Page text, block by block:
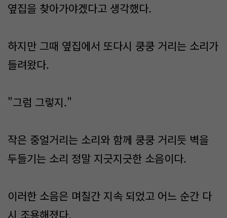
옆집을 찾아가야겠다고 생각했다.
하지만 그때 옆집에서 또다시 쿵쿵 거리는 소리가
들려왔다.
"그럼 그렇지."
작은 중얼거리는 소리와 함께 쿵쿵 거리듯 벽을
두들기는 소리 정말 지긋지긋한 소음이다.
이러한 소음은 며칠간 지속 되었고 어느 순간 다
시 조용해졌다.